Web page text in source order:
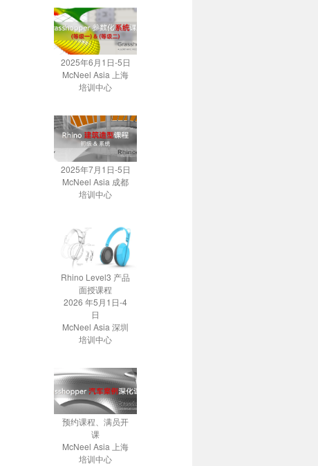
2025年6月1日-5日
McNeel Asia 上海
培训中心
2025年7月1日-5日
McNeel Asia 成都
培训中心
Rhino Level3 产品
面授课程
2026 年5月1日-4
日
McNeel Asia 深圳
培训中心
预约课程、满员开
课
McNeel Asia 上海
培训中心